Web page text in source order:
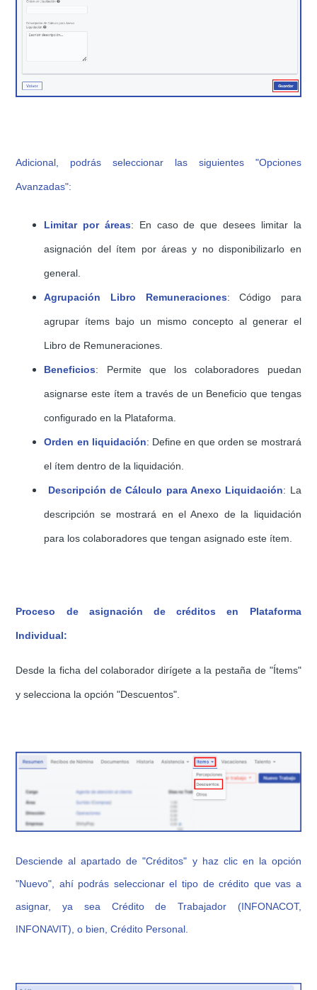
Adicional, podrás seleccionar las siguientes "Opciones
Avanzadas":
Limitar por áreas: En caso de que desees limitar la
asignación del ítem por áreas y no disponibilizarlo en
general.
Agrupación Libro Remuneraciones: Código para
agrupar ítems bajo un mismo concepto al generar el
Libro de Remuneraciones.
Beneficios: Permite que los colaboradores puedan
asignarse este ítem a través de un Beneficio que tengas
configurado en la Plataforma.
Orden en liquidación: Define en que orden se mostrará
el ítem dentro de la liquidación.
Descripción de Cálculo para Anexo Liquidación: La
descripción se mostrará en el Anexo de la liquidación
para los colaboradores que tengan asignado este ítem.
Proceso de asignación de créditos en Plataforma
Individual:
Desde la ficha del colaborador dirígete a la pestaña de "Ítems"
y selecciona la opción "Descuentos".
Desciende al apartado de "Créditos" y haz clic en la opción
"Nuevo", ahí podrás seleccionar el tipo de crédito que vas a
asignar, ya sea Crédito de Trabajador (INFONACOT,
INFONAVIT), o bien, Crédito Personal.